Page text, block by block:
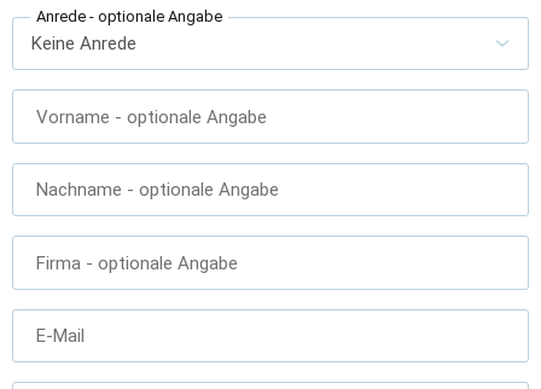
Anrede - optionale Angabe
Vorname - optionale Angabe
Nachname - optionale Angabe
Firma - optionale Angabe
E-Mail